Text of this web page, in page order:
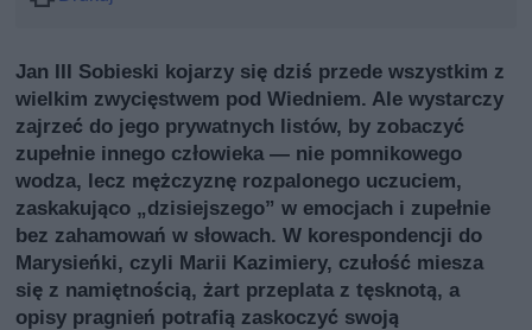
Jan III Sobieski kojarzy się dziś przede wszystkim z
wielkim zwycięstwem pod Wiedniem. Ale wystarczy
zajrzeć do jego prywatnych listów, by zobaczyć
zupełnie innego człowieka — nie pomnikowego
wodza, lecz mężczyznę rozpalonego uczuciem,
zaskakująco „dzisiejszego” w emocjach i zupełnie
bez zahamowań w słowach. W korespondencji do
Marysieńki, czyli Marii Kazimiery, czułość miesza
się z namiętnością, żart przeplata z tęsknotą, a
opisy pragnień potrafią zaskoczyć swoją